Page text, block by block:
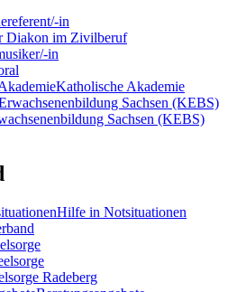
in
Diakon im Zivilberuf
in
Katholische Akademie
Sachsen (KEBS)
Hilfe in Notsituationen
Radeberg